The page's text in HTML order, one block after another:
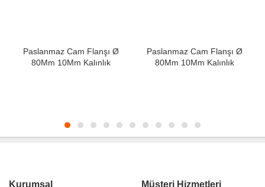
Paslanmaz Cam Flanşı Ø
80Mm 10Mm Kalınlık
Paslanmaz Cam Flanşı Ø
80Mm 10Mm Kalınlık
Kurumsal Müşteri Hizmetleri